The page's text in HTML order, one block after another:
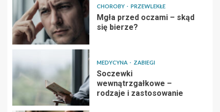
CHOROBY PRZEWLEKŁE
Mgła przed oczami – skąd
się bierze?
MEDYCYNA ZABIEGI
Soczewki
wewnątrzgałkowe –
rodzaje i zastosowanie